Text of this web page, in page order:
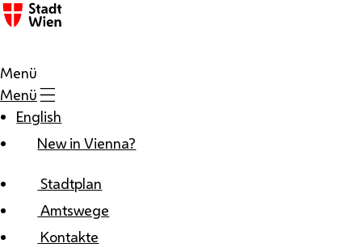
Zum Inhalt
Menü
Menü
English
New in Vienna?
Stadtplan
Amtswege
Kontakte